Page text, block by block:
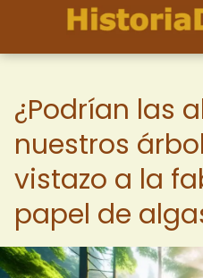
¿Podrían las
nuestros
vistazo a la
papel de